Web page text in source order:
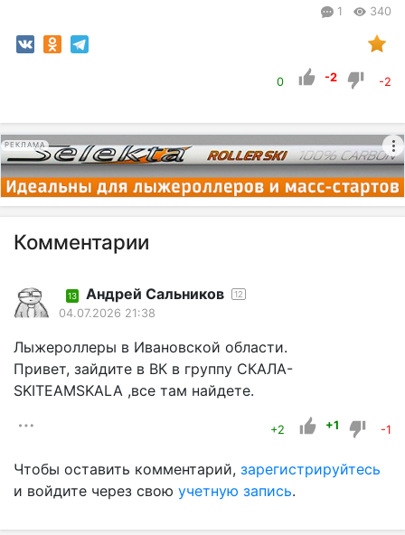
1 340
0 -2 -2
РЕКЛАМА
Комментарии
13 Андрей Сальников 12
04.07.2026 21:38
Лыжероллеры в Ивановской области.
Привет, зайдите в ВК в группу СКАЛА-
SKITEAMSKALA ,все там найдете.
+2 +1 -1
Чтобы оставить комментарий, зарегистрируйтесь
и войдите через свою учетную запись.